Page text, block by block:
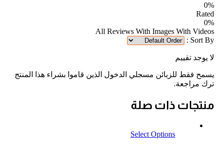
0%
Rated
0%
All Reviews With Images With Videos
Sort By :
لا يوجد تقييم
يسمح فقط للزبائن مسجلي الدخول الذين قاموا بشراء هذا المنتج
ترك مراجعة.
منتجات ذات صلة
Select Options